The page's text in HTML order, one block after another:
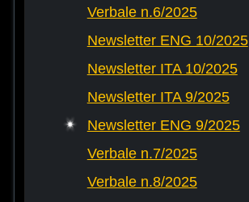
Verbale n.6/2025
Newsletter ENG 10/2025
Newsletter ITA 10/2025
Newsletter ITA 9/2025
Newsletter ENG 9/2025
Verbale n.7/2025
Verbale n.8/2025